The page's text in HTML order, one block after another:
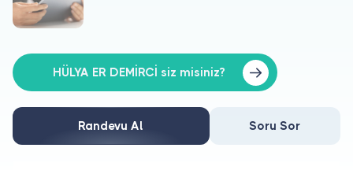
Hakkımızda
Doktorlar için
Doktor musunuz?
HÜLYA ER DEMİRCİ siz misiniz?
Randevu Al Soru Sor